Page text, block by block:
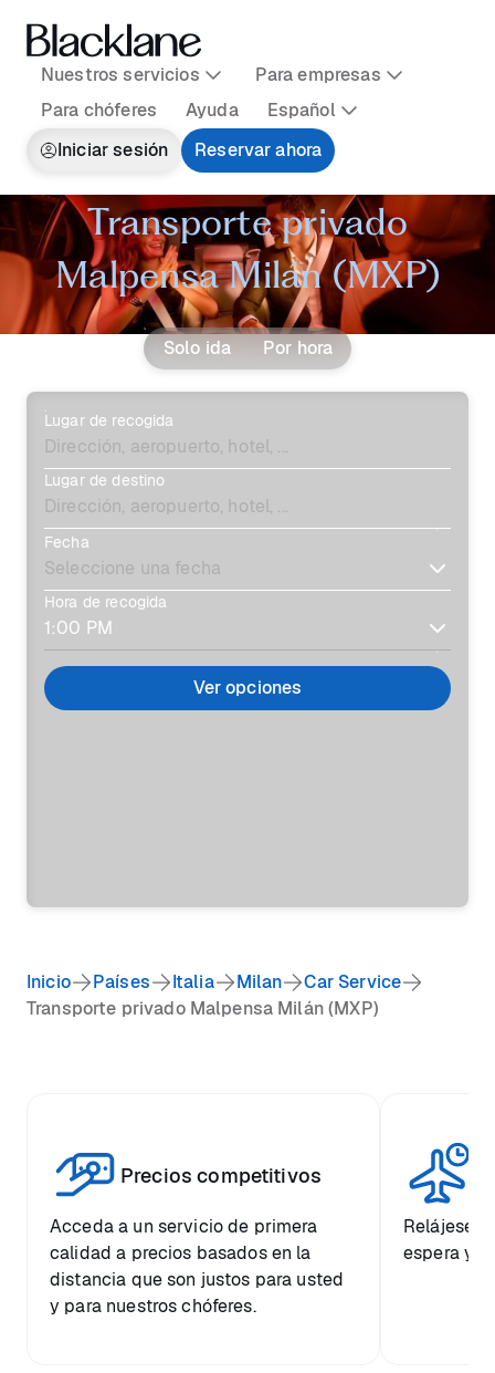
Nuestros servicios
Para empresas
Para chóferes
Ayuda
Español
Iniciar sesión
Reservar ahora
Transporte privado
Malpensa Milán (MXP)
Solo ida Por hora
Lugar de recogida
Lugar de destino
Fecha
Hora de recogida
Ver opciones
Inicio Países Italia Milan
Car Service
Transporte privado Malpensa Milán (MXP)
Precios competitivos
Acceda a un servicio de primera
calidad a precios basados en la
distancia que son justos para usted
y para nuestros chóferes.
Relájese
espera y